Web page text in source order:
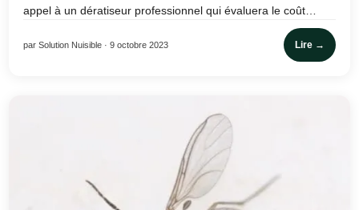
appel à un dératiseur professionnel qui évaluera le coût…
par Solution Nuisible · 9 octobre 2023 Lire →